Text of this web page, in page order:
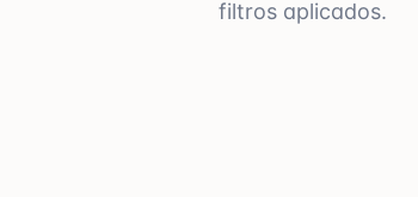
filtros aplicados.